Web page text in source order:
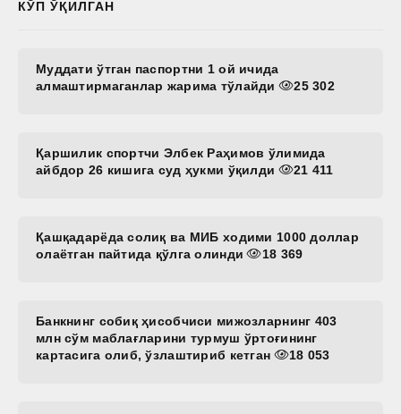
КЎП ЎҚИЛГАН
Муддати ўтган паспортни 1 ой ичида
алмаштирмаганлар жарима тўлайди
25 302
Қаршилик спортчи Элбек Раҳимов ўлимида
айбдор 26 кишига суд ҳукми ўқилди
21 411
Қашқадарёда солиқ ва МИБ ходими 1000 доллар
олаётган пайтида қўлга олинди
18 369
Банкнинг собиқ ҳисобчиси мижозларнинг 403
млн сўм маблағларини турмуш ўртоғининг
картасига олиб, ўзлаштириб кетган
18 053